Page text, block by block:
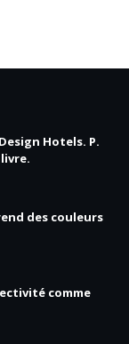
Hotels. P.
des couleurs
comme